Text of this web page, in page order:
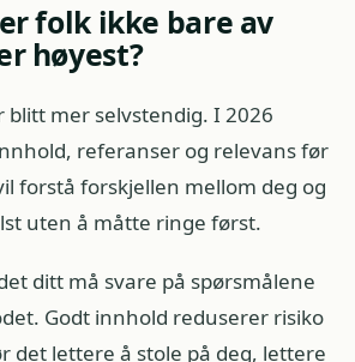
folk ikke bare av
høyest?
blitt mer selvstendig. I 2026
referanser og relevans før
forstå forskjellen mellom deg og
uten å måtte ringe først.
ditt må svare på spørsmålene
Godt innhold reduserer risiko
det lettere å stole på deg, lettere